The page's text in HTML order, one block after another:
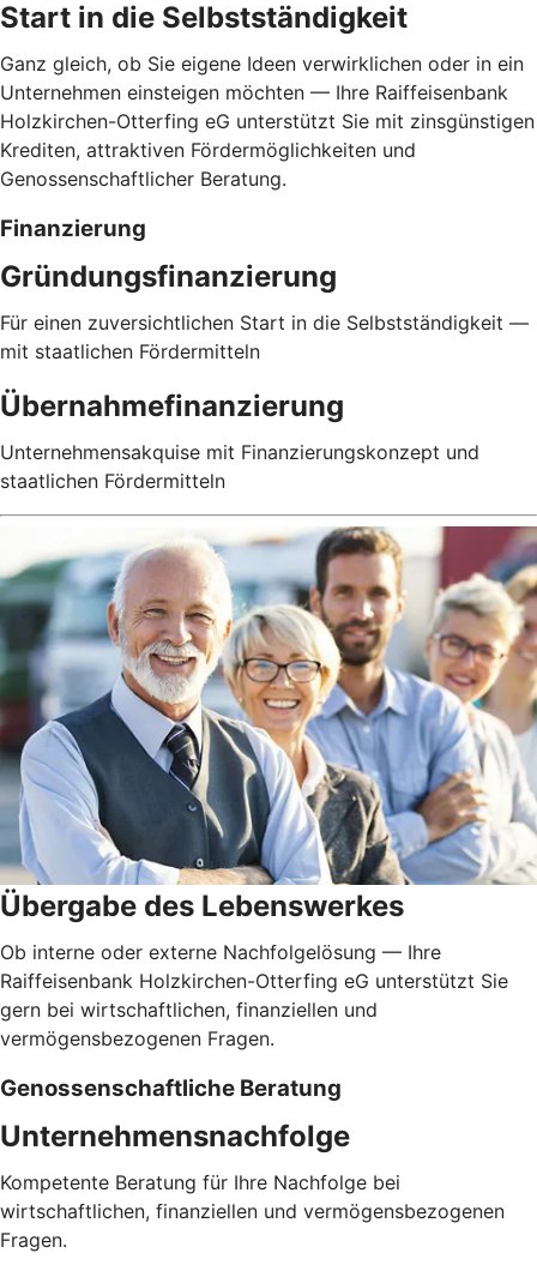
Start in die Selbstständigkeit
Ganz gleich, ob Sie eigene Ideen verwirklichen oder in ein
Unternehmen einsteigen möchten — Ihre Raiffeisenbank
Holzkirchen-Otterfing eG unterstützt Sie mit zinsgünstigen
Krediten, attraktiven Fördermöglichkeiten und
Genossenschaftlicher Beratung.
Finanzierung
Gründungsfinanzierung
Für einen zuversichtlichen Start in die Selbstständigkeit —
mit staatlichen Fördermitteln
Übernahmefinanzierung
Unternehmensakquise mit Finanzierungskonzept und
staatlichen Fördermitteln
Übergabe des Lebenswerkes
Ob interne oder externe Nachfolgelösung — Ihre
Raiffeisenbank Holzkirchen-Otterfing eG unterstützt Sie
gern bei wirtschaftlichen, finanziellen und
vermögensbezogenen Fragen.
Genossenschaftliche Beratung
Unternehmensnachfolge
Kompetente Beratung für Ihre Nachfolge bei
wirtschaftlichen, finanziellen und vermögensbezogenen
Fragen.